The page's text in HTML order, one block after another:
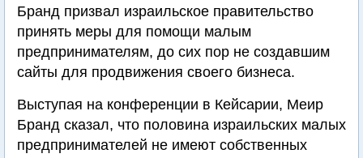
Бранд призвал израильское правительство
принять меры для помощи малым
предпринимателям, до сих пор не создавшим
сайты для продвижения своего бизнеса.
Выступая на конференции в Кейсарии, Меир
Бранд сказал, что половина израильских малых
предпринимателей не имеют собственных